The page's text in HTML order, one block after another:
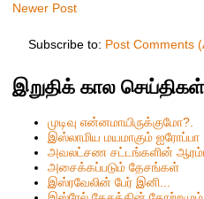
Newer Post
Subscribe to: Post Comments
இறுதிக் கால செய்திகள்
முடிவு என்னமாயிருக்குமோ?.
இஸ்லாமிய மயமாகும் ஐரோப்பா
அவலட்சண சட்டங்களின்
அசைக்கப்படும் தேசங்கள்
இஸ்ரவேலின் பேர் இனி...